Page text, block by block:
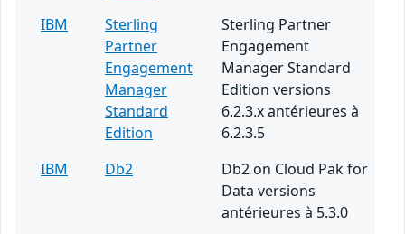
IBM
Sterling
Partner
Engagement
Manager
Standard
Edition
Sterling Partner
Engagement
Manager Standard
Edition versions
6.2.3.x antérieures à
6.2.3.5
IBM
Db2
Db2 on Cloud Pak for
Data versions
antérieures à 5.3.0